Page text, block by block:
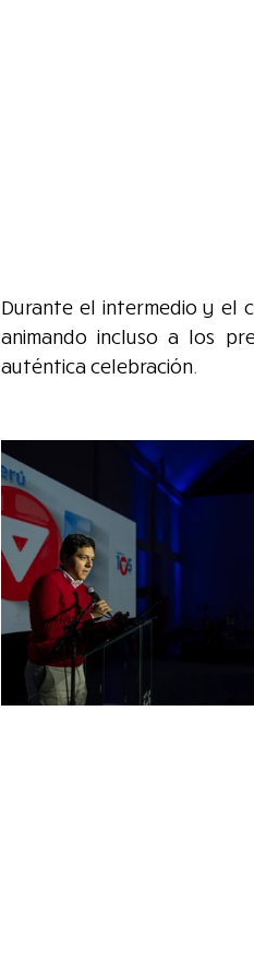
Durante el intermedio y el
animando incluso a los
auténtica celebración.